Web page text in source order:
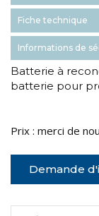
Fiche technique
Informations de
Batterie à
batterie pour
Prix : merci de
Demande